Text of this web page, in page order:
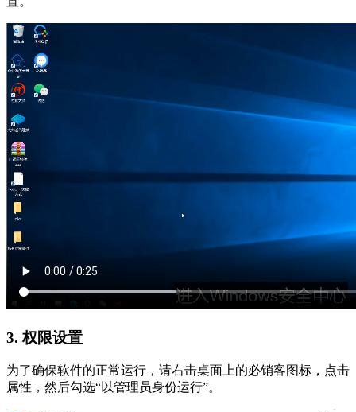
3. 权限设置
为了确保软件的正常运行，请右击桌面上的必销客图标，点击
属性，然后勾选“以管理员身份运行”。